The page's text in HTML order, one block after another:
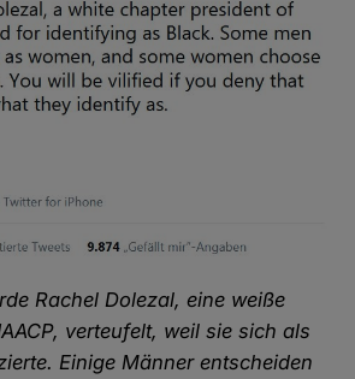
Rachel Dolezal, eine weiße
verteufelt, weil sie sich als
Einige Männer entscheiden